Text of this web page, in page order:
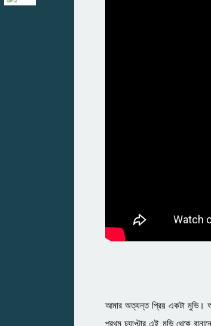
আমার অত্যন্ত প্রিয় একটা মুভি।
প্রথম চ্যাপ্টার এই মুভি থেকে